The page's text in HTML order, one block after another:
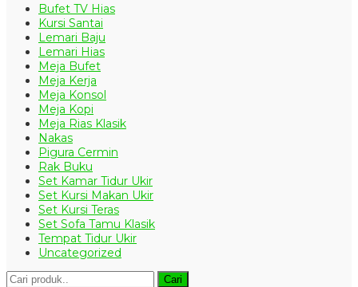
Bufet TV Hias
Kursi Santai
Lemari Baju
Lemari Hias
Meja Bufet
Meja Kerja
Meja Konsol
Meja Kopi
Meja Rias Klasik
Nakas
Pigura Cermin
Rak Buku
Set Kamar Tidur Ukir
Set Kursi Makan Ukir
Set Kursi Teras
Set Sofa Tamu Klasik
Tempat Tidur Ukir
Uncategorized
Cari